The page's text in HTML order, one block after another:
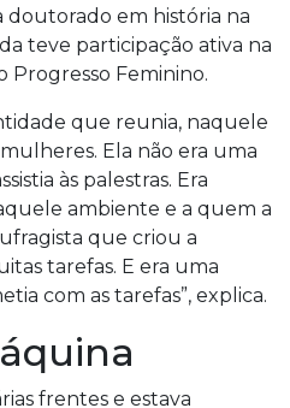
em história na
teve participação ativa na
Progresso Feminino.
que reunia, naquele
Ela não era uma
às palestras. Era
ambiente e a quem a
que criou a
tarefas. E era uma
com as tarefas”, explica.
frentes e estava